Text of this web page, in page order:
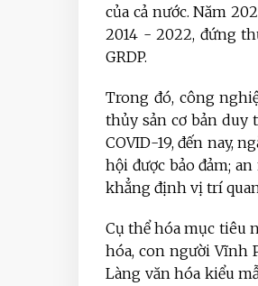
của cả nước. Năm
2014 - 2022, đứng
GRDP.
Trong đó, công
thủy sản cơ bản duy
COVID-19, đến nay,
hội được bảo đảm;
khẳng định vị trí
Cụ thể hóa mục tiêu
hóa, con người Vĩnh
Làng văn hóa kiểu